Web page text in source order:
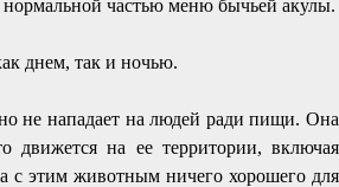
частью меню бычьей акулы.
днем, так и ночью.
не нападает на людей ради пищи. Она
движется на ее территории, включая
с этим животным ничего хорошего для